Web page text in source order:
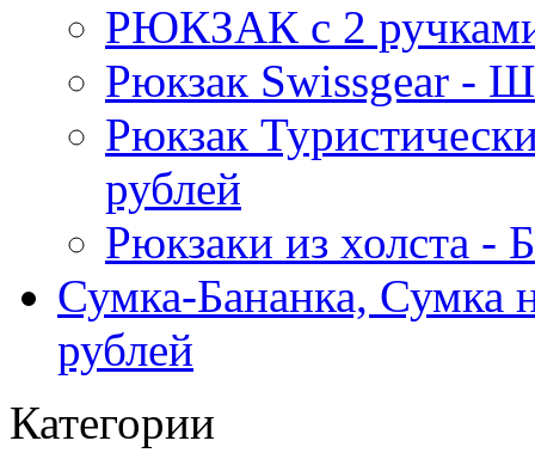
РЮКЗАК c 2 ручками
Рюкзак Swissgear
Рюкзак
рублей
Рюкзаки из холста
Сумка-Бананка, Сумка
рублей
Категории